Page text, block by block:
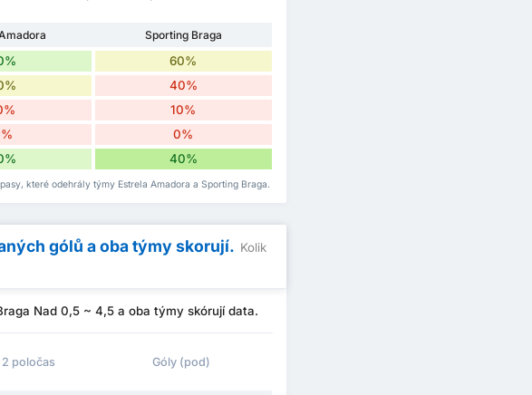
Sporting Braga
60%
40%
10%
0%
40%
které odehrály týmy Estrela Amadora a Sporting Braga.
gólů a oba týmy skorují. Kolik
Nad 0,5 ~ 4,5 a oba týmy skórují data.
poločas Góly (pod)